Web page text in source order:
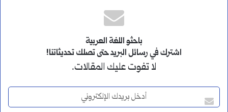
باحثو اللغة العربية
اشترك في رسائل البريد حتى تصلك تحديثاتنا!
لا تفوت عليك المقالات.